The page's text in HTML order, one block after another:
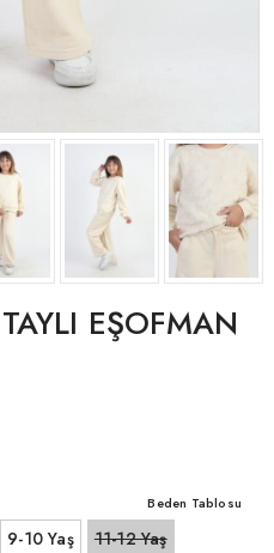
EŞOFMAN
Beden Tablosu
9-10 Yaş 11-12 Yaş